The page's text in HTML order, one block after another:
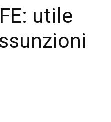
utile